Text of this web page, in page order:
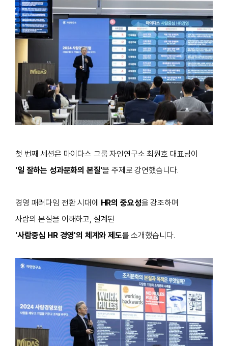
첫 번째 세션은 마이다스 그룹 자인연구소 최원호 대표님이
'일 잘하는 성과문화의 본질'을 주제로 강연했습니다.
경영 패러다임 전환 시대에 HR의 중요성을 강조하며
사람의 본질을 이해하고, 설계된
'사람중심 HR 경영'의 체계와 제도를 소개했습니다.